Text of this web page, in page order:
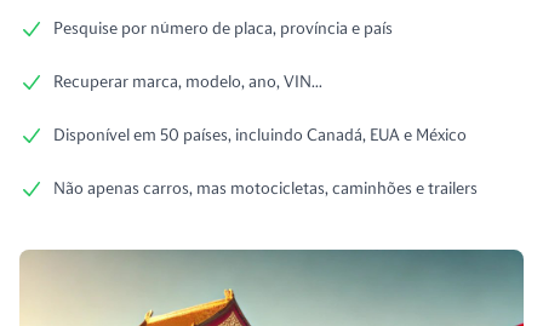
Pesquise por número de placa, província e país
Recuperar marca, modelo, ano, VIN...
Disponível em 50 países, incluindo Canadá, EUA e México
Não apenas carros, mas motocicletas, caminhões e trailers